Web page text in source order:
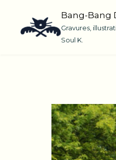
content
Bang-Bang
Gravures,
Soul K.